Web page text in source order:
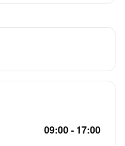
09:00 - 17:00